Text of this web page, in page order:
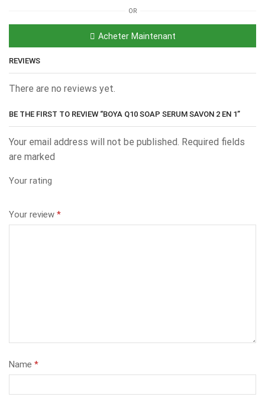
OR
Acheter Maintenant
REVIEWS
There are no reviews yet.
BE THE FIRST TO REVIEW “BOYA Q10 SOAP SERUM SAVON 2 EN 1”
Your email address will not be published. Required fields
are marked
Your rating
Your review *
Name *